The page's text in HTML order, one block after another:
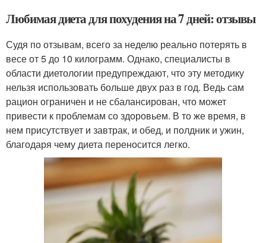
Любимая диета для похудения на 7 дней: отзывы
Судя по отзывам, всего за неделю реально потерять в
весе от 5 до 10 килограмм. Однако, специалисты в
области диетологии предупреждают, что эту методику
нельзя использовать больше двух раз в год. Ведь сам
рацион ограничен и не сбалансирован, что может
привести к проблемам со здоровьем. В то же время, в
нем присутствует и завтрак, и обед, и полдник и ужин,
благодаря чему диета переносится легко.